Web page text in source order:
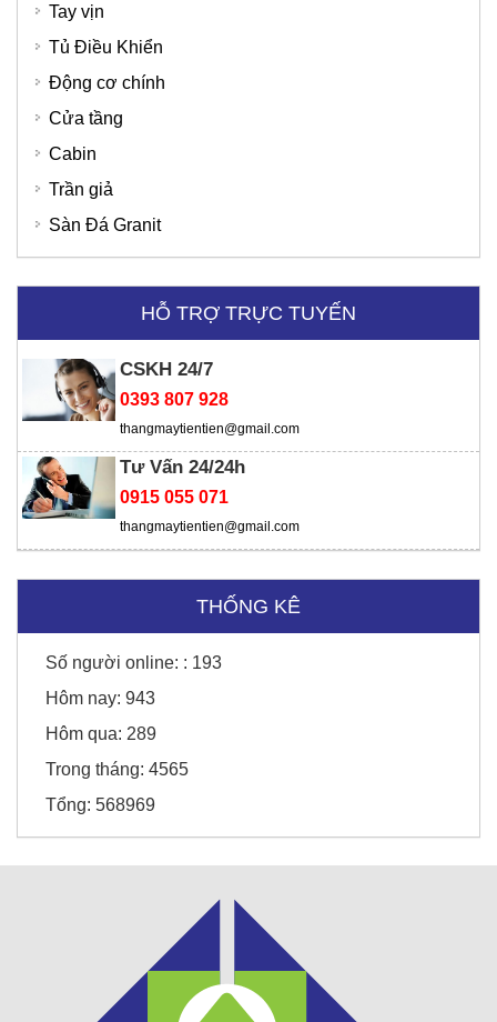
Sunny Hotel - Cao Bằng
Viện chiến lược
Honda Chí Quyên - Điện Biên
Tay vịn
Tủ Điều Khiển
Động cơ chính
Cửa tầng
Cabin
Trần giả
Sàn Đá Granit
HỖ TRỢ TRỰC TUYẾN
CSKH 24/7
0393 807 928
thangmaytientien@gmail.com
Tư Vấn 24/24h
0915 055 071
thangmaytientien@gmail.com
THỐNG KÊ
Số người online: : 193
Hôm nay: 943
Hôm qua: 289
Trong tháng: 4565
Tổng: 568969